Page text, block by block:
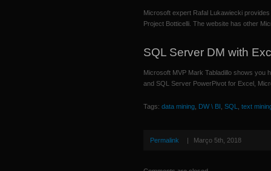
Microsoft expert Rafal Lukawiecki
Project Botticelli. The website has other
SQL Server DM with
Microsoft MVP Mark Tabladillo shows you
and SQL Server PowerPivot for Excel,
Tags: data mining DW \ BI SQL text
Permalink | Março 5th, 2018